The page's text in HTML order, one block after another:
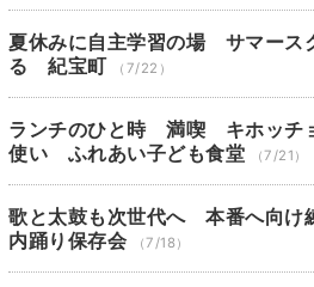
夏休みに自主学習の場 サマース
る 紀宝町
（7/22）
ランチのひと時 満喫 キホッチ
使い ふれあい子ども食堂
（7/21）
歌と太鼓も次世代へ 本番へ向
内踊り保存会
（7/18）